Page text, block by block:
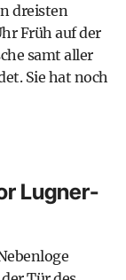
dreisten
Früh auf der
samt aller
Sie hat noch
Lugner-